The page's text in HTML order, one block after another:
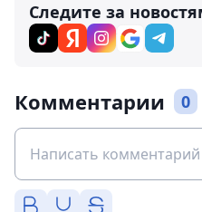
Следите за
Комментарии 0